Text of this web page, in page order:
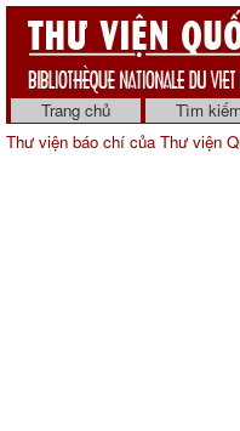
Trang chủ Tìm kiếm
Thư viện báo chí của Thư viện